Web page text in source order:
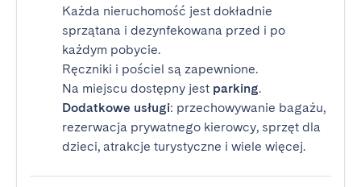
Każda nieruchomość jest dokładnie
sprzątana i dezynfekowana przed i po
każdym pobycie.
Ręczniki i pościel są zapewnione.
Na miejscu dostępny jest parking.
Dodatkowe usługi: przechowywanie bagażu,
rezerwacja prywatnego kierowcy, sprzęt dla
dzieci, atrakcje turystyczne i wiele więcej.